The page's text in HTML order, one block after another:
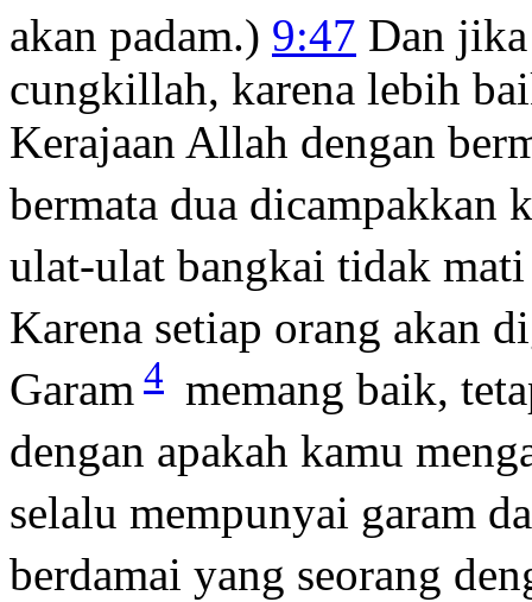
akan padam.) 9:47 Dan
cungkillah, karena lebih
Kerajaan Allah dengan
bermata dua dicampakkan
ulat-ulat bangkai tidak
Karena setiap orang akan
Garam 4 memang baik,
dengan apakah kamu
selalu mempunyai garam
berdamai yang seorang